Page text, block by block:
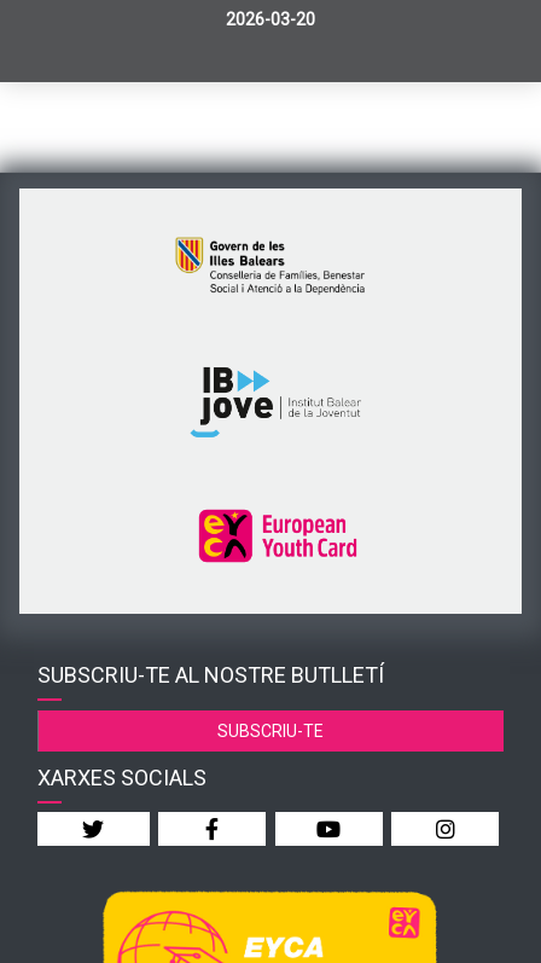
2026-03-20
SUBSCRIU-TE AL NOSTRE BUTLLETÍ
SUBSCRIU-TE
XARXES SOCIALS